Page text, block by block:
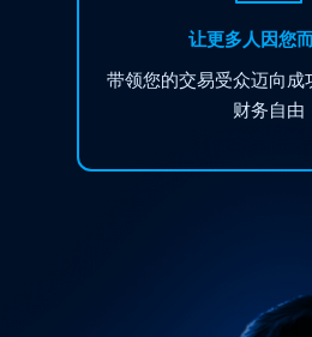
让更多人因您
带领您的交易受众迈向成
财务自由